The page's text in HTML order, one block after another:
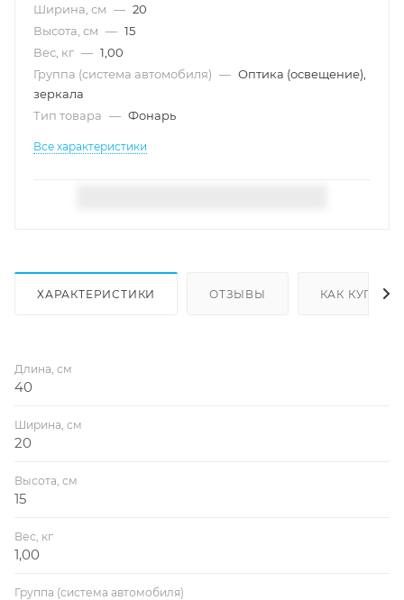
Ширина, см — 20
Высота, см — 15
Вес, кг — 1,00
Группа (система автомобиля) — Оптика (освещение),
зеркала
Тип товара — Фонарь
Все характеристики
ХАРАКТЕРИСТИКИ ОТЗЫВЫ КАК КУПИТЬ
Длина, см
40
Ширина, см
20
Высота, см
15
Вес, кг
1,00
Группа (система автомобиля)